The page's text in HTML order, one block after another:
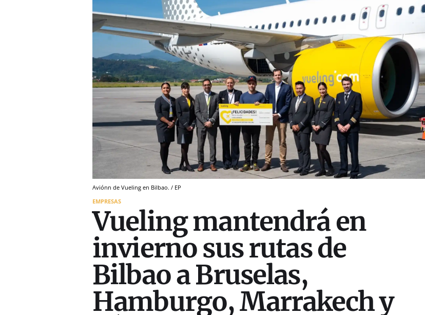
Aviónn de Vueling en Bilbao. / EP
EMPRESAS
Vueling mantendrá en
invierno sus rutas de
Bilbao a Bruselas,
Hamburgo, Marrakech y